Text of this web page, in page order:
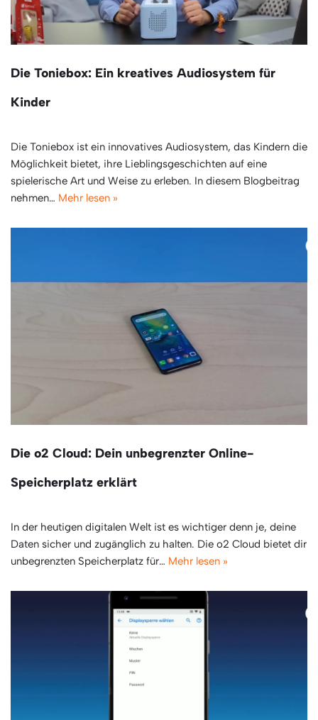
Die Toniebox: Ein kreatives Audiosystem für
Kinder
Die Toniebox ist ein innovatives Audiosystem, das Kindern die
Möglichkeit bietet, ihre Lieblingsgeschichten auf eine
spielerische Art und Weise zu erleben. In diesem Blogbeitrag
nehmen… Mehr lesen »
Die o2 Cloud: Dein unbegrenzter Online-
Speicherplatz erklärt
In der heutigen digitalen Welt ist es wichtiger denn je, deine
Daten sicher und zugänglich zu halten. Die o2 Cloud bietet dir
unbegrenzten Speicherplatz für… Mehr lesen »